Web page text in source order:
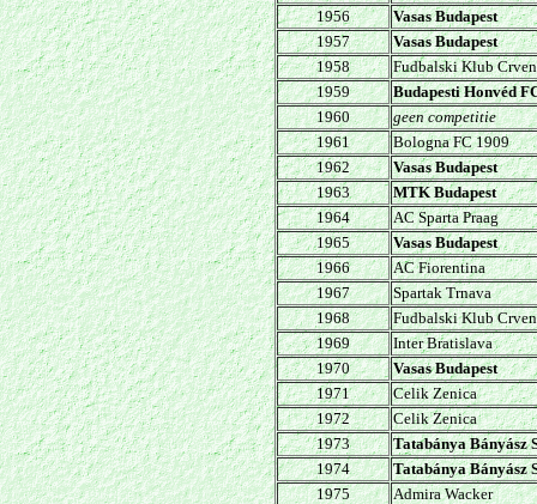
1956
Vasas Budapest
1957
Vasas Budapest
1958
Fudbalski Klub
1959
Budapesti Honvéd
1960
geen competitie
1961
Bologna FC 1909
1962
Vasas Budapest
1963
MTK Budapest
1964
AC Sparta Praag
1965
Vasas Budapest
1966
AC Fiorentina
1967
Spartak Trnava
1968
Fudbalski Klub
1969
Inter Bratislava
1970
Vasas Budapest
1971
Celik Zenica
1972
Celik Zenica
1973
Tatabánya Bányász
1974
Tatabánya Bányász
1975
Admira Wacker